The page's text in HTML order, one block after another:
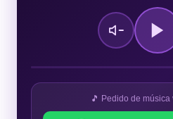
🎵 Pedido de música